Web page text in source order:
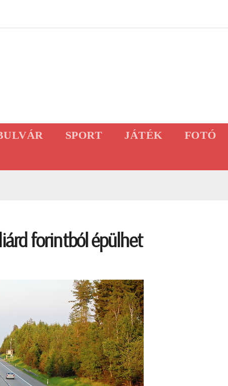
SPORT JÁTÉK FOTÓ
forintból épülhet